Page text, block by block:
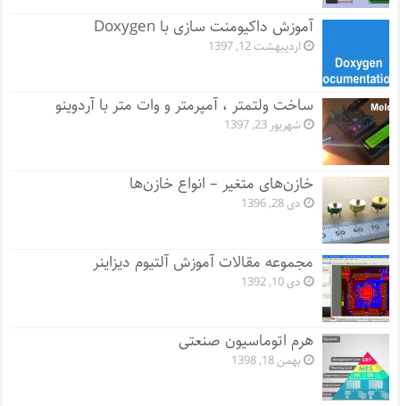
آموزش داکیومنت سازی با Doxygen
اردیبهشت 12, 1397
ساخت ولتمتر ، آمپرمتر و وات متر با آردوینو
شهریور 23, 1397
خازن‌های متغیر – انواع خازن‌ها
دی 28, 1396
مجموعه مقالات آموزش آلتیوم دیزاینر
دی 10, 1392
هرم اتوماسیون صنعتی
بهمن 18, 1398